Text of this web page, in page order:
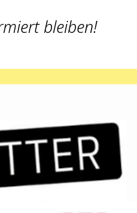
bleiben!